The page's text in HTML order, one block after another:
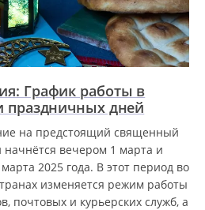
График работы в
праздничных дней
на предстоящий священный
вечером 1 марта и
2025 года. В этот период во
изменяется режим работы
почтовых и курьерских служб, а